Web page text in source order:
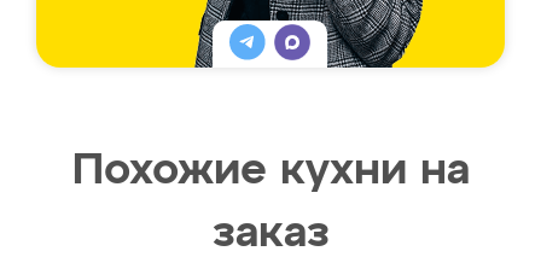
Похожие кухни на
заказ